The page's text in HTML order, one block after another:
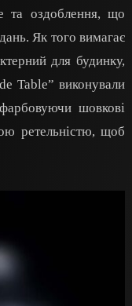
та оздоблення, що
Як того вимагає
для будинку,
Table” виконували
шовкові
ретельністю, щоб